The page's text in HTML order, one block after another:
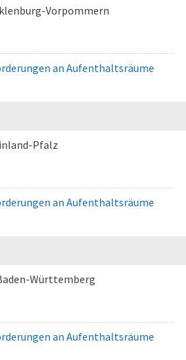
Vorpommern
an Aufenthaltsräume
Pfalz
an Aufenthaltsräume
Württemberg
an Aufenthaltsräume